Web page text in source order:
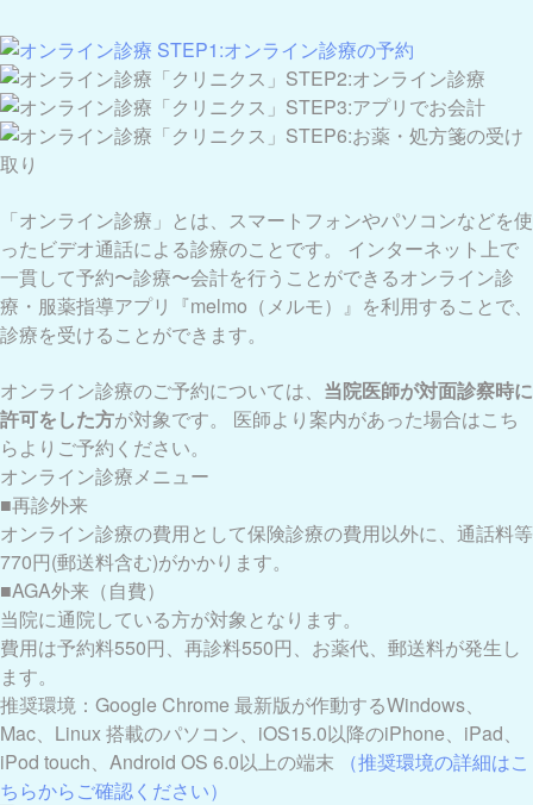
「オンライン診療」とは、スマートフォンやパソコンなどを使
ったビデオ通話による診療のことです。 インターネット上で
一貫して予約〜診療〜会計を行うことができるオンライン診
療・服薬指導アプリ『melmo（メルモ）』を利用することで、
診療を受けることができます。
オンライン診療のご予約については、 当院医師が対面診察時に
許可をした方が対象です。 医師より案内があった場合はこち
らよりご予約ください。
オンライン診療メニュー
■再診外来
オンライン診療の費用として保険診療の費用以外に、通話料等
770円(郵送料含む)がかかります。
■AGA外来（自費）
当院に通院している方が対象となります。
費用は予約料550円、再診料550円、お薬代、郵送料が発生し
ます。
推奨環境：Google Chrome 最新版が作動するWindows、
Mac、Linux 搭載のパソコン、iOS15.0以降のiPhone、iPad、
iPod touch、Android OS 6.0以上の端末
（推奨環境の詳細はこ
ちらからご確認ください）